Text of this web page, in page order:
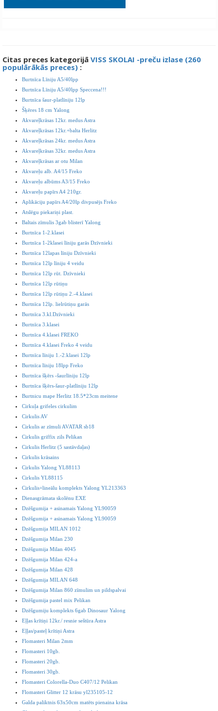
Citas preces kategorijā VISS SKOLAI -preču izlase (260
populārākās preces) :
Burtnīca Līniju A5/40lpp
Burtnīca Līniju A5/40lpp Speccena!!!
Burtnīca šaur-platlīniju 12lp
Šķēres 18 cm Yalong
Akvareļkrāsas 12kr. medus Astra
Akvareļkrāsas 12kr.+balta Herlitz
Akvareļkrāsas 24kr. medus Astra
Akvareļkrāsas 32kr. medus Astra
Akvareļkrāsas ar otu Milan
Akvareļu alb. A4/15 Freko
Akvareļu albūms A3/15 Freko
Akvareļu papīrs A4 210gr.
Aplikāciju papīrs A4/20lp divpusējs Freko
Atslēgu piekariņi plast.
Baltais zīmulis 3gab blisterī Yalong
Burtnīca 1-2.klasei
Burtnīca 1-2klasei līniju garās Dzīvnieki
Burtnīca 12lapas līniju Dzīvnieki
Burtnīca 12lp līniju 4 veidu
Burtnīca 12lp rūt. Dzīvnieki
Burtnīca 12lp rūtiņu
Burtnīca 12lp rūtiņu 2.-4.klasei
Burtnīca 12lp. lielrūtiņu garās
Burtnīca 3.kl.Dzīvnieki
Burtnīca 3.klasei
Burtnīca 4.klasei FREKO
Burtnīca 4.klasei Freko 4 veidu
Burtnīca līniju 1.-2.klasei 12lp
Burtnīca līniju 18lpp Freko
Burtnīca šķērs -šaurlīniju 12lp
Burtnīca šķērs-šaur-platlīniju 12lp
Burtnicu mape Herlitz 18.5*23cm meitene
Cirkuļa grifeles cirkulim
Cirkulis AV
Cirkulis ar zīmuli AVATAR sb18
Cirkulis griffix zils Pelikan
Cirkulis Herlitz (5 sastāvdaļas)
Cirkulis krāsains
Cirkulis Yalong YL88113
Cirkulis YL88115
Cirkulis+lineālu komplekts Yalong YL213363
Dienasgrāmata skolēnu EXE
Dzēšgumija + asinamais Yalong YL90059
Dzēšgumija + asinamais Yalong YL90059
Dzēšgumija MILAN 1012
Dzēšgumija Milan 230
Dzēšgumija Milan 4045
Dzēšgumija Milan 424-a
Dzēšgumija Milan 428
Dzēšgumija MILAN 648
Dzēšgumija Milan 860 zīmulim un pildspalvai
Dzēšgumija pastel mix Pelikan
Dzēšgumiju komplekts 6gab Dinosaur Yalong
Eļļas krītiņi 12kr./ resnie seštūra Astra
Eļļas/pasteļ krītiņi Astra
Flomasteri Milan 2mm
Flomasteri 10gb.
Flomasteri 20gb.
Flomasteri 30gb.
Flomasteri Colorella-Duo C407/12 Pelikan
Flomasteri Glitter 12 krāsu yl235105-12
Galda paliktnis 63x50cm matēts pienaina krāsa